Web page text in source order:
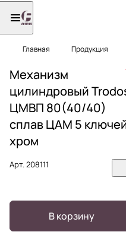
Главная Продукция
Механизм
цилиндровый
ЦМВП 80(40/40)
сплав ЦАМ 5
хром
Арт.208111
В корзину